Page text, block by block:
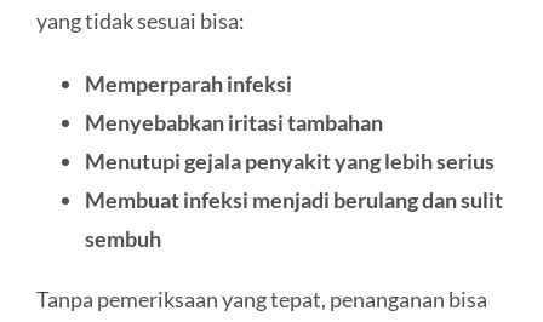
yang tidak sesuai bisa:
Memperparah infeksi
Menyebabkan iritasi tambahan
Menutupi gejala penyakit yang lebih serius
Membuat infeksi menjadi berulang dan sulit
sembuh
Tanpa pemeriksaan yang tepat, penanganan bisa